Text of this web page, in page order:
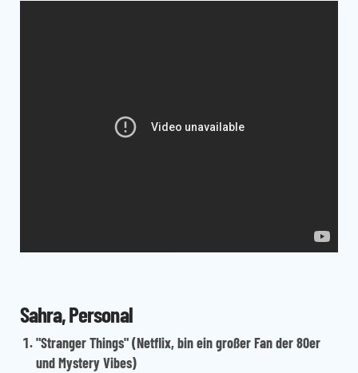
Sahra, Personal
"Stranger Things"(Netflix, bin ein großer Fan der 80er
und Mystery Vibes)